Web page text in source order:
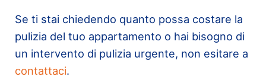
Se ti stai chiedendo quanto possa costare la
pulizia del tuo appartamento o hai bisogno di
un intervento di pulizia urgente, non esitare a
contattaci.